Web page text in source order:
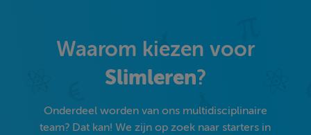
Waarom kiezen voor
Slimleren?
Onderdeel worden van ons multidisciplinaire
team? Dat kan! We zijn op zoek naar starters in